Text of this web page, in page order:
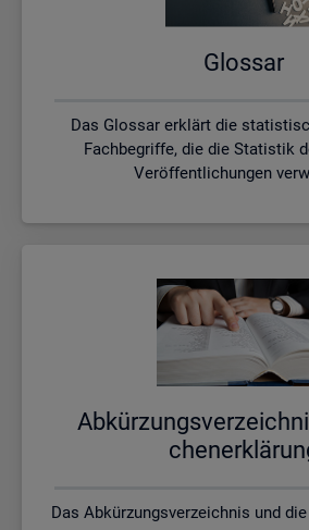
Glos­sar
Das Glossar erklärt die
Fachbegriffe, die die Statistik
Veröffentlichungen
Das Abkürzungsverzeichnis und